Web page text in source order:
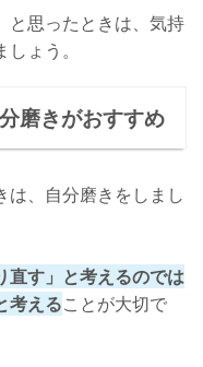
と思ったときは、気持
ょう。
磨きがおすすめ
は、自分磨きをしまし
直す」と考えるのでは
考えることが大切で